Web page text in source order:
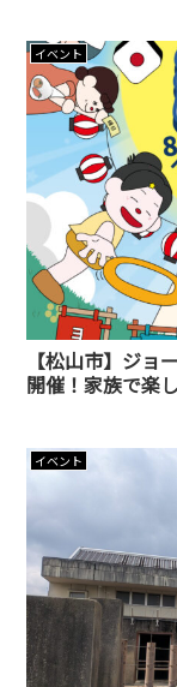
イベント
【松山市】ジョ
開催！家族で楽
イベント